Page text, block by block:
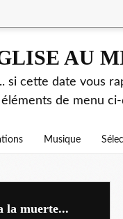
AU
si cette date vous
de menu
Musique
la muerte...